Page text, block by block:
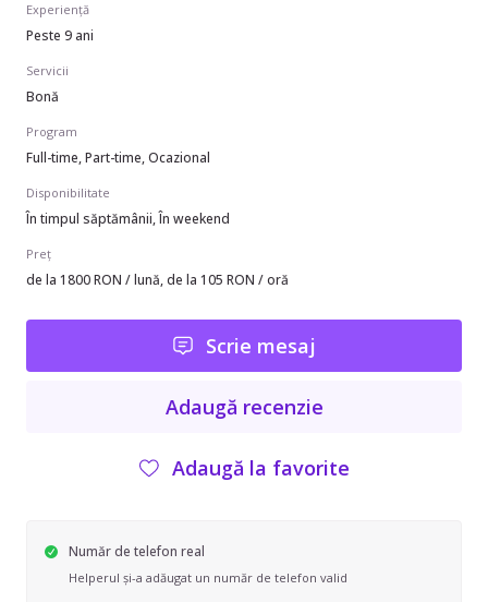
Experiență
Peste 9 ani
Servicii
Bonă
Program
Full-time, Part-time, Ocazional
Disponibilitate
În timpul săptămânii, În weekend
Preț
de la 1800 RON / lună, de la 105 RON / oră
Scrie mesaj
Adaugă recenzie
Adaugă la favorite
Număr de telefon real
Helperul și-a adăugat un număr de telefon valid